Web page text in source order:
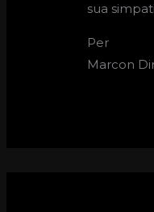
sua
Per
Marcon